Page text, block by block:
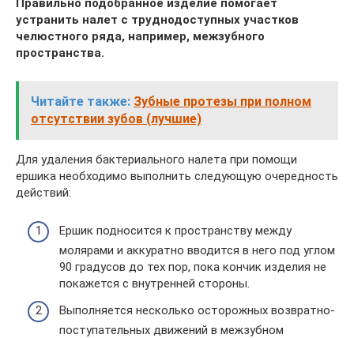
устранить налет с труднодоступных участков
челюстного ряда, например, межзубного
пространства.
Читайте также: Зубные протезы при полном
отсутствии зубов (лучшие)
Для удаления бактериального налета при помощи
ершика необходимо выполнить следующую очередность
действий:
Ершик подносится к пространству между
молярами и аккуратно вводится в него под углом
90 градусов до тех пор, пока кончик изделия не
покажется с внутренней стороны.
Выполняется несколько осторожных возвратно-
поступательных движений в межзубном